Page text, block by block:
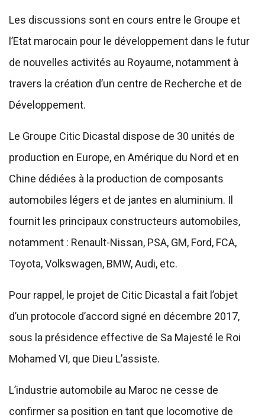
Les discussions sont en cours entre le Groupe et
l’Etat marocain pour le développement dans le futur
de nouvelles activités au Royaume, notamment à
travers la création d’un centre de Recherche et de
Développement.
Le Groupe Citic Dicastal dispose de 30 unités de
production en Europe, en Amérique du Nord et en
Chine dédiées à la production de composants
automobiles légers et de jantes en aluminium. Il
fournit les principaux constructeurs automobiles,
notamment : Renault-Nissan, PSA, GM, Ford, FCA,
Toyota, Volkswagen, BMW, Audi, etc.
Pour rappel, le projet de Citic Dicastal a fait l’objet
d’un protocole d’accord signé en décembre 2017,
sous la présidence effective de Sa Majesté le Roi
Mohamed VI, que Dieu L’assiste.
L’industrie automobile au Maroc ne cesse de
confirmer sa position en tant que locomotive de